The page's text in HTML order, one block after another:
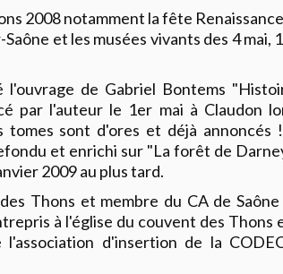
2008 notamment la fête
et les musées vivants des 4 mai,
l'ouvrage de Gabriel Bontems
par l'auteur le 1er mai à Claudon
tomes sont d'ores et déjà annoncés
et enrichi sur "La forêt de
2009 au plus tard.
Thons et membre du CA de
à l'église du couvent des Thons
d'insertion de la